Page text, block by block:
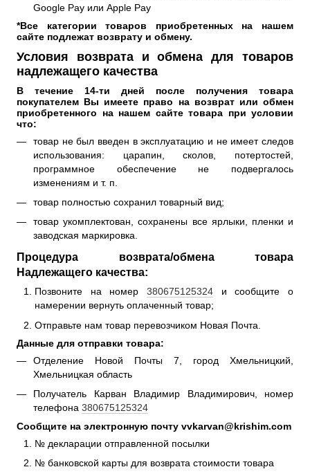
Google Pay или Apple Pay
*Все категории товаров приобретенных на нашем
сайте подлежат возврату и обмену.
Условия возврата и обмена для товаров
надлежащего качества
В течение 14-ти дней после получения товара
покупателем Вы имеете право на возврат или обмен
приобретенного на нашем сайте товара при условии
что:
товар не был введен в эксплуатацию и не имеет следов
использования: царапин, сколов, потертостей,
программное обеспечение не подвергалось
изменениям и т. п.
товар полностью сохранил товарный вид;
товар укомплектован, сохранены все ярлыки, пленки и
заводская маркировка.
Процедура возврата/обмена товара
Надлежащего качества:
Позвоните на номер 380675125324 и сообщите о
намерении вернуть оплаченный товар;
Отправьте нам товар перевозчиком Новая Почта.
Данные для отправки товара:
Отделение Новой Почты 7, город Хмельницкий,
Хмельницкая область
Получатель Карван Владимир Владимирович, номер
телефона 380675125324
Сообщите на электронную почту vvkarvan@krishim.com
№ декларации отправленной посылки
№ банковской карты для возврата стоимости товара